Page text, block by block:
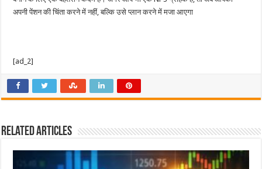
अपनी पेंशन की चिंता करने में नहीं, बल्कि उसे प्लान करने में मजा आएगा
[ad_2]
Related Articles